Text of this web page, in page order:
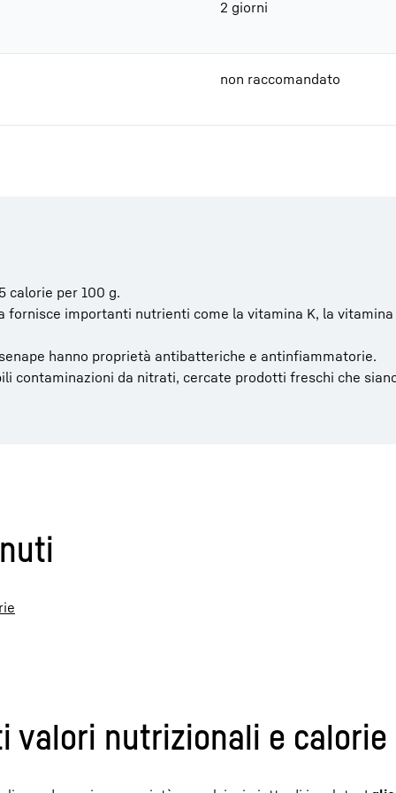
2 giorni
non raccomandato
calorie per 100 g.
fornisce importanti nutrienti come la vitamina K, la vitamina
hanno proprietà antibatteriche e antinfiammatorie.
contaminazioni da nitrati, cercate prodotti freschi che
valori nutrizionali e calorie